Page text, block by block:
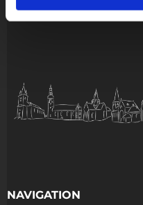
NAVIGATION